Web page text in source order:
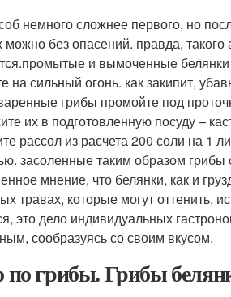
немного сложнее первого, но
можно без опасений. правда,
и вымоченные
на сильный огонь. как закипит,
грибы промойте под
их в подготовленную посуду –
рассол из расчета 200 соли на 1
засоленные таким образом
мнение, что белянки, как и
травах, которые могут оттенить,
это дело индивидуальных
сообразуясь со своим вкусом.
по грибы. Грибы